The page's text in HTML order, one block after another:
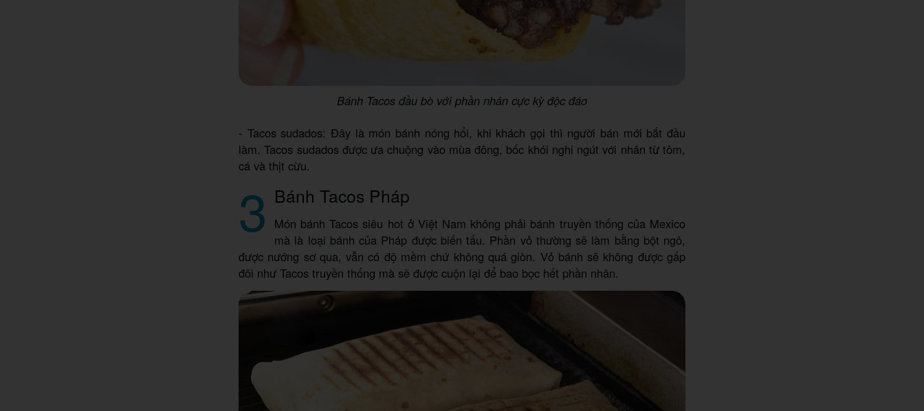
Bánh Tacos đầu bò với phần nhân cực kỳ độc đáo
- Tacos sudados: Đây là món bánh nóng hổi, khi khách gọi thì người bán mới bắt đầu
làm. Tacos sudados được ưa chuộng vào mùa đông, bốc khói nghi ngút với nhân từ tôm,
cá và thịt cừu.
3 Bánh Tacos Pháp
Món bánh Tacos siêu hot ở Việt Nam không phải bánh truyền thống của Mexico
mà là loại bánh của Pháp được biến tấu. Phần vỏ thường sẽ làm bằng bột ngô,
được nướng sơ qua, vẫn có độ mềm chứ không quá giòn. Vỏ bánh sẽ không được gấp
đôi như Tacos truyền thống mà sẽ được cuộn lại để bao bọc hết phần nhân.